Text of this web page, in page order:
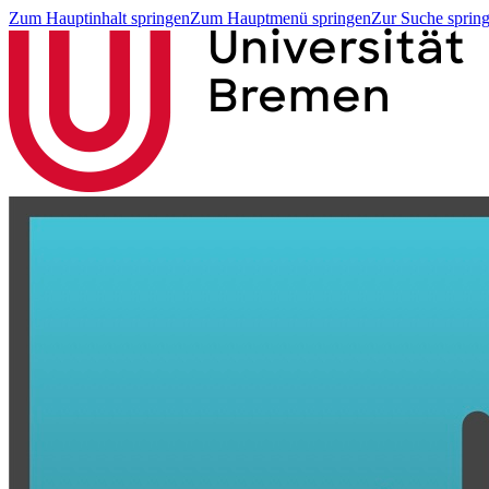
Zum Hauptinhalt springenZum Hauptmenü springenZur Suche